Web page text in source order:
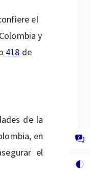
el
y
418 de
de la
en
el